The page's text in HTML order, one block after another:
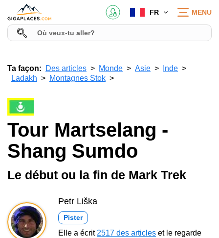
FR MENU
Ta façon: Des articles Monde Asie
Inde
Ladakh
Montagnes Stok
Tour Martselang -
Shang Sumdo
Le début ou la fin de Mark Trek
Petr Liška
Pister
Elle a écrit 2517 des articles et le regarde